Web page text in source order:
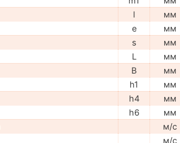
l мм
e мм
s мм
L мм
B мм
h1 мм
h4 мм
h6 мм
м/с
м/с